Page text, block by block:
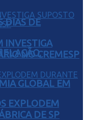
DIAS DE
GLOBAL EM
INVESTIGA
NO CREMESP
EXPLODEM
DE SP